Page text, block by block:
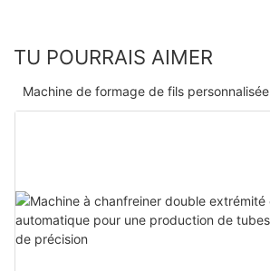
TU POURRAIS AIMER
Machine de formage de fils personnalisée